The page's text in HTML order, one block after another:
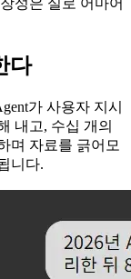
다
가 사용자 지시
내고, 수십 개의
며 자료를 긁어모
니다.